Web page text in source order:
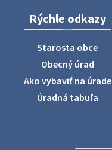
Rýchle odkazy
Starosta obce
Obecný úrad
Ako vybaviť na úrade
Úradná tabuľa